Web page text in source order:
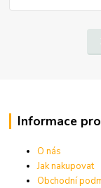
Informace
O nás
Jak nakupovat
Obchodní